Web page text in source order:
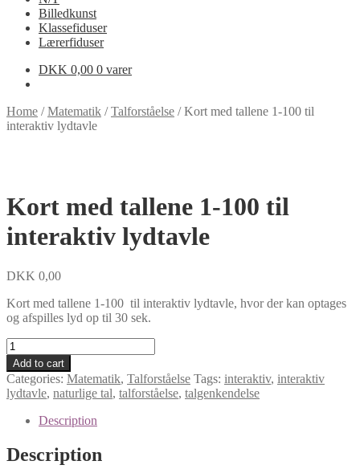
Billedkunst
Klassefiduser
Lærerfiduser
DKK 0,00 0 varer
Home /Matematik /Talforståelse /Kort med tallene 1-100 til
interaktiv lydtavle
Kort med tallene 1-100 til
interaktiv lydtavle
DKK 0,00
Kort med tallene 1-100 til interaktiv lydtavle, hvor der kan optages
og afspilles lyd op til 30 sek.
Kort
med
tallene
1-
100
interaktiv
lydtavle
quantity
Add to cart
Categories: Matematik, Talforståelse Tags: interaktiv, interaktiv
lydtavle, naturlige tal, talforståelse, talgenkendelse
Description
Description